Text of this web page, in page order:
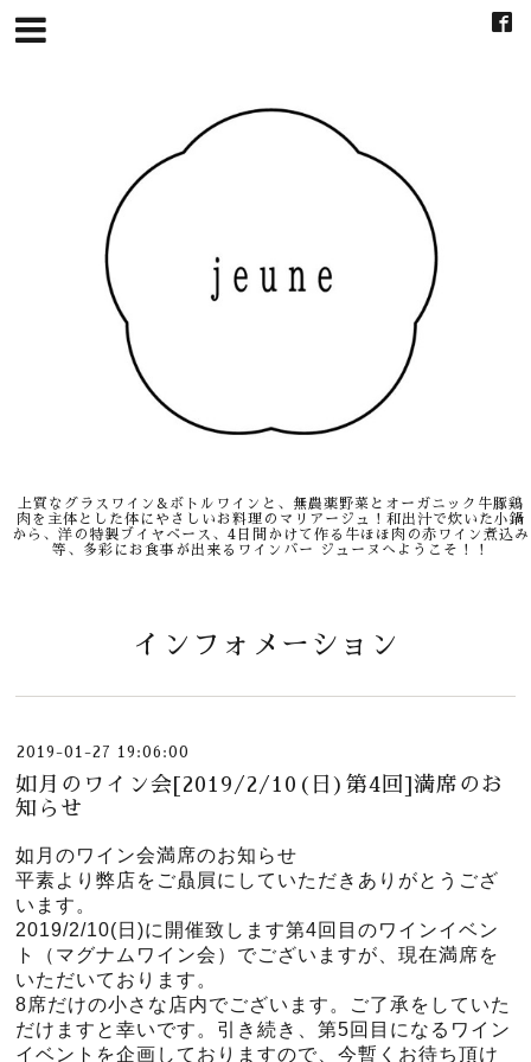
上質なグラスワイン&ボトルワインと、無農薬野菜とオーガニック牛豚鶏
肉を主体とした体にやさしいお料理のマリアージュ！和出汁で炊いた小鍋
から、洋の特製ブイヤベース、4日間かけて作る牛ほほ肉の赤ワイン煮込み
等、多彩にお食事が出来るワインバー ジューヌへようこそ！！
インフォメーション
2019-01-27 19:06:00
如月のワイン会[2019/2/10(日)第4回]満席のお
知らせ
如月のワイン会満席のお知らせ
平素より弊店をご贔屓にしていただきありがとうござ
います。
2019/2/10(日)に開催致します第4回目のワインイベン
ト（マグナムワイン会）でございますが、現在満席を
いただいております。
8席だけの小さな店内でございます。ご了承をしていた
だけますと幸いです。引き続き、第5回目になるワイン
イベントを企画しておりますので、今暫くお待ち頂け